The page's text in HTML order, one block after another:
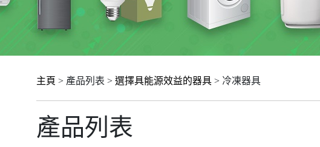
主頁 > 產品列表 > 選擇具能源效益的器具 > 冷凍器具
產品列表